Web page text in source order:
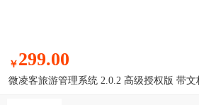
￥ 299.00
微凌客旅游管理系统 2.0.2 高级授权版 带文